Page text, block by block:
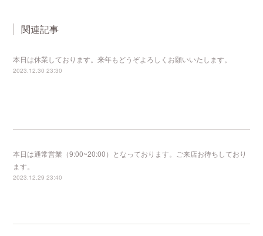
関連記事
本日は休業しております。来年もどうぞよろしくお願いいたします。
2023.12.30 23:30
本日は通常営業（9:00~20:00）となっております。ご来店お待ちしており
ます。
2023.12.29 23:40